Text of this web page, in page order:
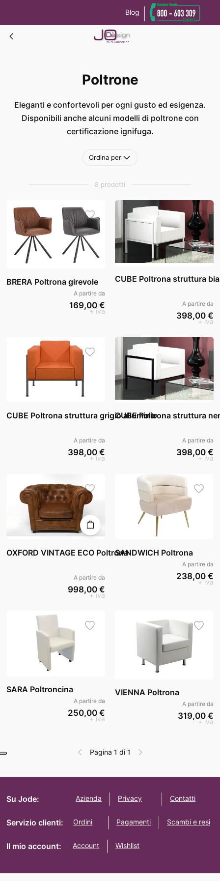
Blog
Poltrone
Poltrone
Eleganti e confortevoli per ogni gusto ed esigenza.
Disponibili anche alcuni modelli di poltrone con
certificazione ignifuga.
Ordina per
8 prodotti
BRERA Poltrona girevole
A partire da
169,00 €
+ iva
CUBE Poltrona struttura
A partire da
398,00 €
+ iva
CUBE Poltrona struttura grigio alluminio
A partire da
398,00 €
+ iva
CUBE Poltrona struttura
A partire da
398,00 €
+ iva
OXFORD VINTAGE ECO Poltrona
A partire da
998,00 €
+ iva
SANDWICH Poltrona
A partire da
238,00 €
+ iva
SARA Poltroncina
A partire da
250,00 €
+ iva
VIENNA Poltrona
A partire da
319,00 €
+ iva
Pagina 1 di 1
Su Jode: Azienda Privacy Contatti
Servizio clienti: Ordini Pagamenti Scambi e resi
Il mio account: Account Wishlist
Informativa sulla raccolta
Le tue preferenze relative alla privacy